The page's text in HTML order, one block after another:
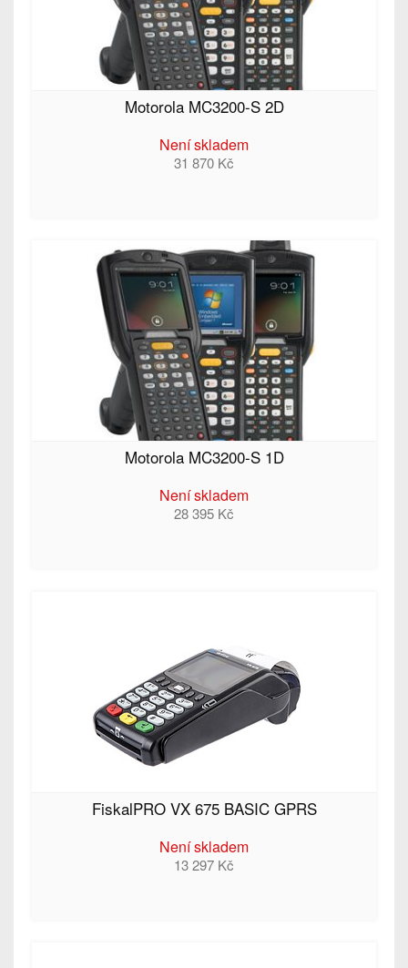
Motorola MC3200-S 2D
Není skladem
31 870 Kč
Motorola MC3200-S 1D
Není skladem
28 395 Kč
FiskalPRO VX 675 BASIC GPRS
Není skladem
13 297 Kč